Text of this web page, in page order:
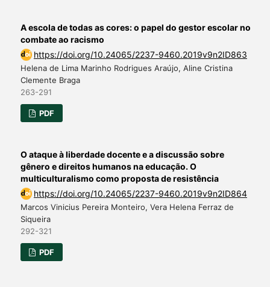
A escola de todas as cores: o papel do gestor escolar no
combate ao racismo
https://doi.org/10.24065/2237-9460.2019v9n2ID863
Helena de Lima Marinho Rodrigues Araújo, Aline Cristina
Clemente Braga
263-291
PDF
O ataque à liberdade docente e a discussão sobre
gênero e direitos humanos na educação. O
multiculturalismo como proposta de resistência
https://doi.org/10.24065/2237-9460.2019v9n2ID864
Marcos Vinicius Pereira Monteiro, Vera Helena Ferraz de
Siqueira
292-321
PDF